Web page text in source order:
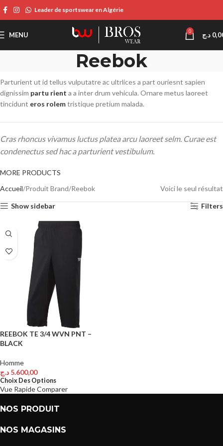
Leader de sportswear en Algérie
MENU 0 د.ج
Reebok
Parturient ut id tellus vulputatre ac ultrlices a part ouriesnt sapien
dignissim partu rient a a inter drum vehicula. Ornare metus laoreet
tincidunt eros rolemtristique pretium malada.
Cras rhoncus vivamus luctus platea arcu laoreet selm. Curae est
condenectus sed hac a parturient vestibulum.
MORE PRODUCTS
Accueil Produit Brand Reebok Voici le seul résultat
Show sidebar Filters
REEBOK TE 3/4 WVN PNT –
BLACK
Homme
5.600,00 د.ج
Choix Des Options
Vue RapideComparer
NOS PRODUIT
NOS MAGASINS